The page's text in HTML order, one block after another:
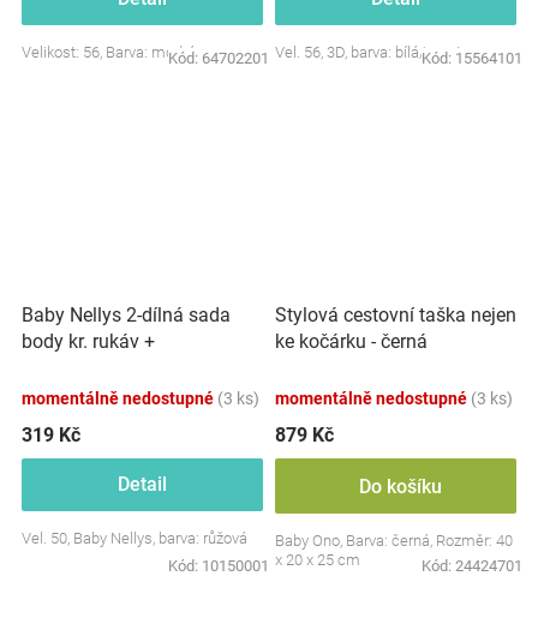
Velikost: 56, Barva: modrá
Kód: 64702201 Vel. 56, 3D, barva: bílá/smetana
Kód: 15564101
Baby Nellys 2-dílná sada
body kr. rukáv +
Little Star
momentálně nedostupné (3 ks)
319 Kč
Detail
Vel. 50, Baby Nellys, barva: růžová
Kód: 10150001
Stylová cestovní taška nejen
ke kočárku - černá
momentálně nedostupné (3 ks)
879 Kč
Do košíku
Baby Ono, Barva: černá, Rozměr: 40
x 20 x 25 cm
Kód: 24424701